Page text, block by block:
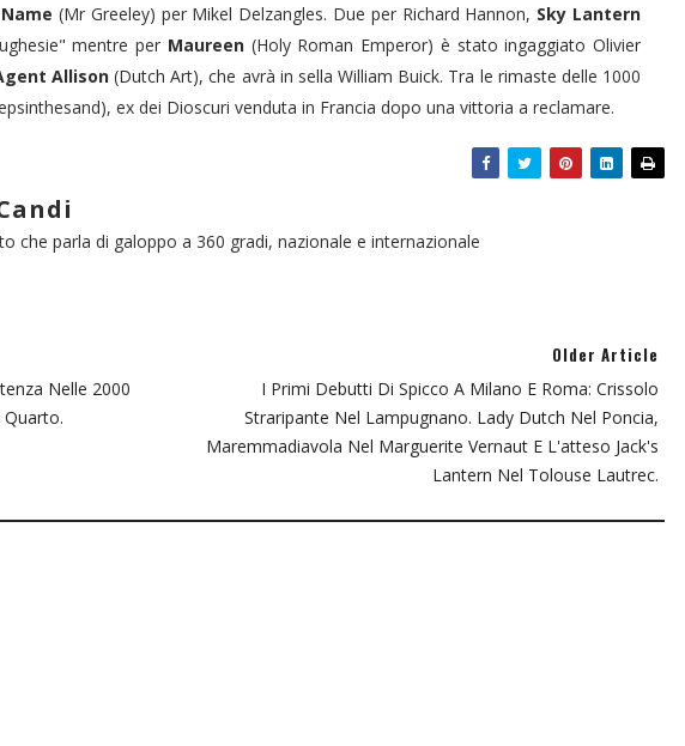
(Mr Greeley) per Mikel Delzangles. Due per Richard Hannon, Sky Lantern
mentre per Maureen(Holy Roman Emperor) è stato ingaggiato Olivier
Allison(Dutch Art), che avrà in sella William Buick. Tra le rimaste delle 1000
ex dei Dioscuri venduta in Francia dopo una vittoria a reclamare.
che parla di galoppo a 360 gradi, nazionale e internazionale
Nelle 2000
Older Article
I Primi Debutti Di Spicco A Milano E Roma: Crissolo
Straripante Nel Lampugnano. Lady Dutch Nel Poncia,
Maremmadiavola Nel Marguerite Vernaut E L'atteso Jack's
Lantern Nel Tolouse Lautrec.